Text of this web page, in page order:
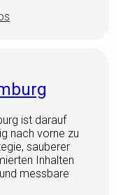
ist darauf
nach vorne zu
sauberer
Inhalten
messbare